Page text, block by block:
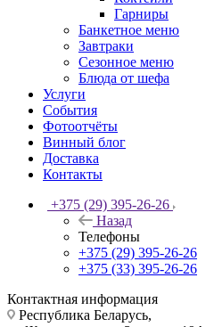
Гарниры
Банкетное меню
Завтраки
Сезонное меню
Блюда от шефа
Услуги
События
Фотоотчёты
Винный блог
Доставка
Контакты
+375 (29) 395-26-26
Назад
Телефоны
+375 (29) 395-26-26
+375 (33) 395-26-26
Контактная информация
Республика Беларусь,